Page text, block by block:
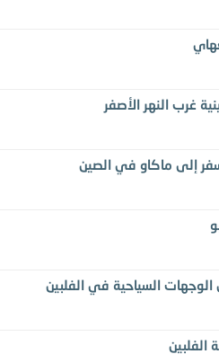
غرب النهر الأصفر
إلى ماكاو في الصين
السياحية في الفلبين
الفلبين